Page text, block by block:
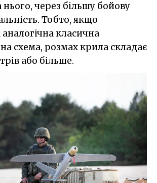
нього, через більшу бойову
Тобто, якщо
класична
схема, розмах крила складає
або більше.